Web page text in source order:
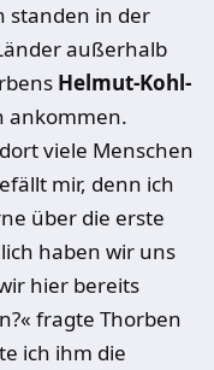
standen in der
außerhalb
Helmut-Kohl-
ankommen.
viele Menschen
mir, denn ich
über die erste
haben wir uns
hier bereits
fragte Thorben
ich ihm die